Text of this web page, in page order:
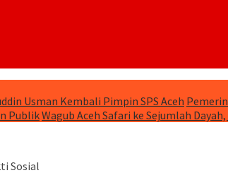
Usman Kembali Pimpin SPS Aceh
PublikWagub Aceh Safari ke Sejumlah
Sosial